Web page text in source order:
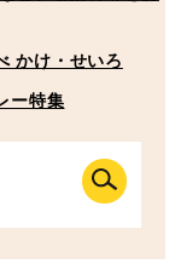
かけ・せいろ
ー特集